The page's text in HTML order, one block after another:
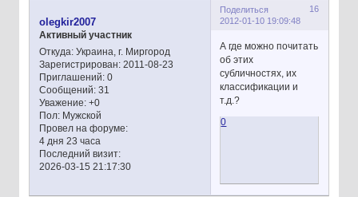
Поделиться
16
2012-01-10 19:09:48
olegkir2007
Активный участник
Откуда:Украина, г. Миргород
Зарегистрирован: 2011-08-23
Приглашений:0
Сообщений:31
Уважение: +0
Пол:Мужской
Провел на форуме:
4 дня 23 часа
Последний визит:
2026-03-15 21:17:30
А где можно почитать
об этих
субличностях, их
классификации и
т.д.?
0